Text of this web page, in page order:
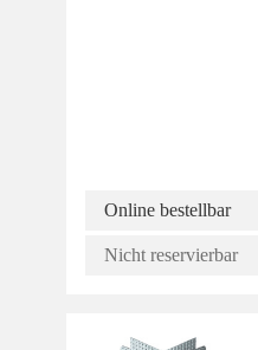
Online bestellbar
Nicht reservierbar